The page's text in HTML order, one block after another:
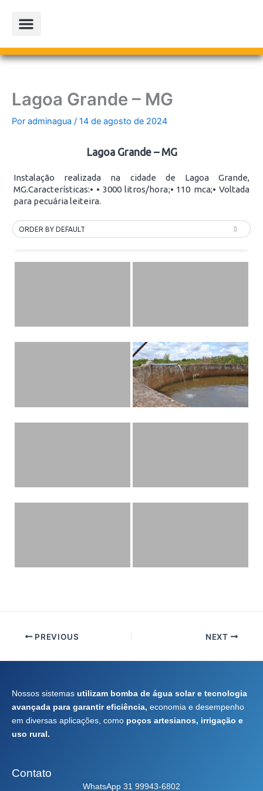
conteúdo
Lagoa Grande – MG
Por adminagua / 14 de agosto de 2024
Lagoa Grande – MG
Instalação realizada na cidade de Lagoa Grande,
MG.Características:⦁ ⦁ 3000 litros/hora;⦁ 110 mca;⦁ Voltada
para pecuária leiteira.
ORDER BY DEFAULT
PREVIOUS NEXT
Nossos sistemas utilizam bomba de água solar e tecnologia
avançada para garantir eficiência, economia e desempenho
em diversas aplicações, como poços artesianos, irrigação e
uso rural.
Contato
WhatsApp 31 99943-6802